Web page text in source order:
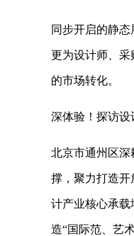
同步开启的静
更为设计师、采
的市场转化。
深体验！探访
北京市通州区深
撑，聚力打造
计产业核心承
造“国际范、艺